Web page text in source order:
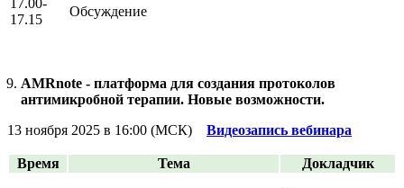
17.15
Обсуждение
AMRnote - платформа для создания протоколов
антимикробной терапии. Новые возможности.
13 ноября 2025 в 16:00 (МСК) Видеозапись вебинара
Время Тема Докладчик